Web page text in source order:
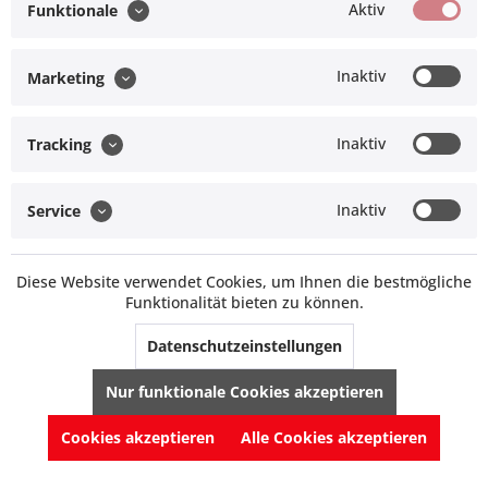
Nachnahmegebühren, wenn nicht anders beschrieben
Funktionale Aktiv
Marketing Inaktiv
Tracking Inaktiv
Service Inaktiv
Diese Website verwendet Cookies, um Ihnen die bestmögliche
Funktionalität bieten zu können.
Datenschutzeinstellungen
Nur funktionale Cookies akzeptieren
Cookies akzeptieren Alle Cookies akzeptieren